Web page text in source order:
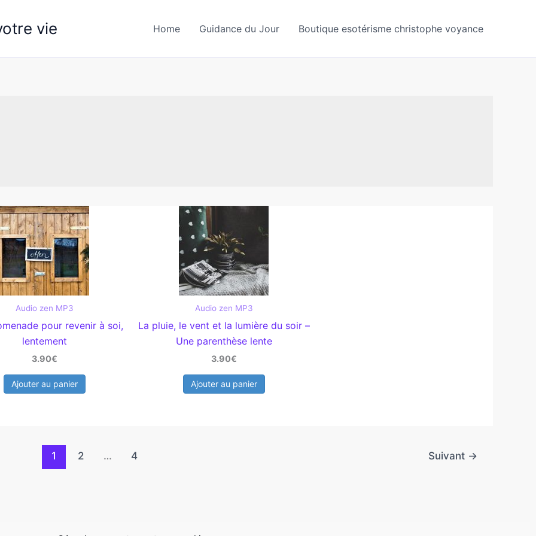
vie Home Guidance du Jour Boutique esotérisme christophe voyance
Audio zen MP3
pour revenir à soi,
lentement
3.90€
Ajouter au panier
Audio zen MP3
La pluie, le vent et la lumière du soir –
Une parenthèse lente
3.90€
Ajouter au panier
1 2 … 4 Suivant →